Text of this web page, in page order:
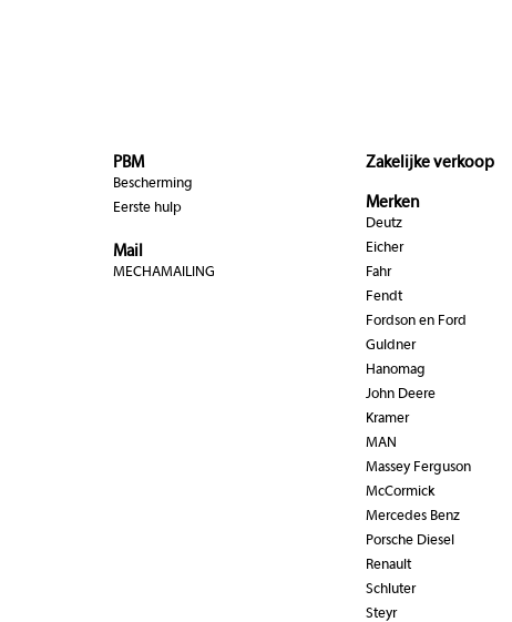
PBM
Bescherming
Eerste hulp
Mail
MECHAMAILING
Zakelijke verkoop
Merken
Deutz
Eicher
Fahr
Fendt
Fordson en Ford
Guldner
Hanomag
John Deere
Kramer
MAN
Massey Ferguson
McCormick
Mercedes Benz
Porsche Diesel
Renault
Schluter
Steyr